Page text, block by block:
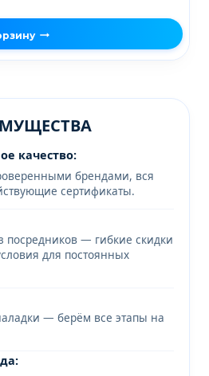
качество:
брендами, вся
сертификаты.
посредников — гибкие скидки
для постоянных
— берём все этапы на